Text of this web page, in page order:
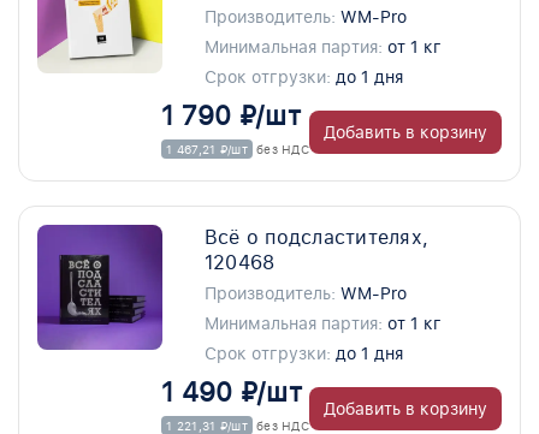
Производитель: WM-Pro
Минимальная партия: от 1 кг
Срок отгрузки: до 1 дня
1 790 ₽/шт
1 467,21 ₽/шт без НДС
Добавить в корзину
Всё о подсластителях,
120468
Производитель: WM-Pro
Минимальная партия: от 1 кг
Срок отгрузки: до 1 дня
1 490 ₽/шт
1 221,31 ₽/шт без НДС
Добавить в корзину